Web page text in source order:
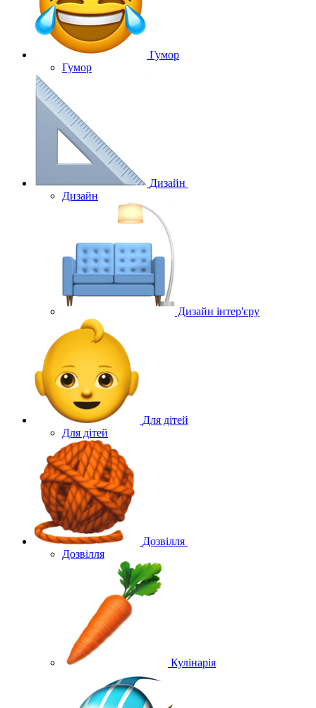
Гумор
Гумор
Дизайн
Дизайн
Дизайн інтер'єру
Для дітей
Для дітей
Дозвілля
Дозвілля
Кулінарія